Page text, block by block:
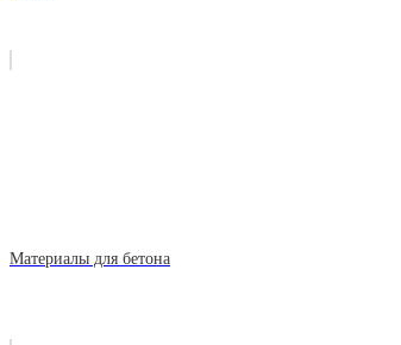
Материалы для бетона